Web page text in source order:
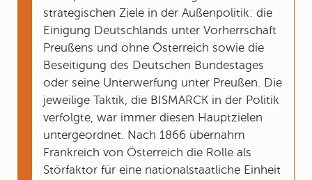
strategischen Ziele in der Außenpolitik: die
Einigung Deutschlands unter Vorherrschaft
Preußens und ohne Österreich sowie die
Beseitigung des Deutschen Bundestages
oder seine Unterwerfung unter Preußen. Die
jeweilige Taktik, die BISMARCK in der Politik
verfolgte, war immer diesen Hauptzielen
untergeordnet. Nach 1866 übernahm
Frankreich von Österreich die Rolle als
Störfaktor für eine nationalstaatliche Einheit